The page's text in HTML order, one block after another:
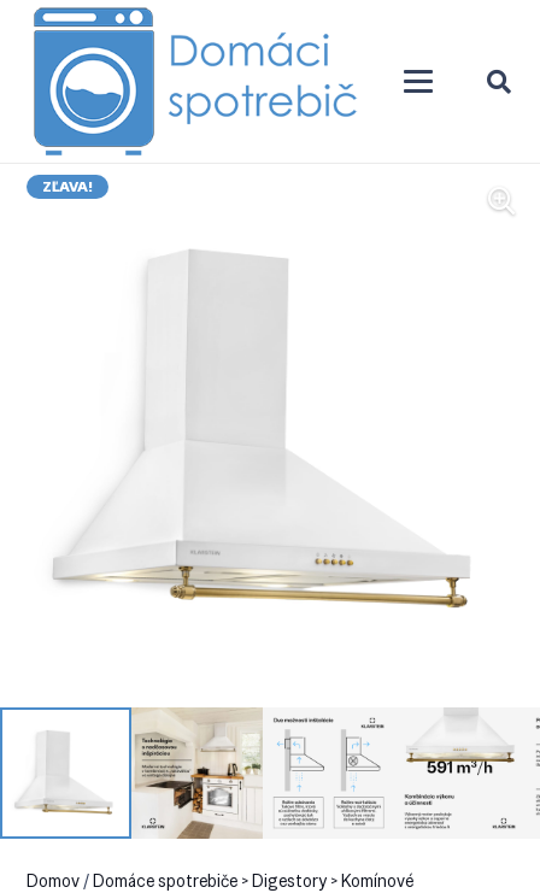
ZĽAVA!
Domov/Domáce spotrebiče > Digestory > Komínové